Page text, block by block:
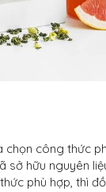
chọn công thức
hữu nguyên
phù hợp, thì